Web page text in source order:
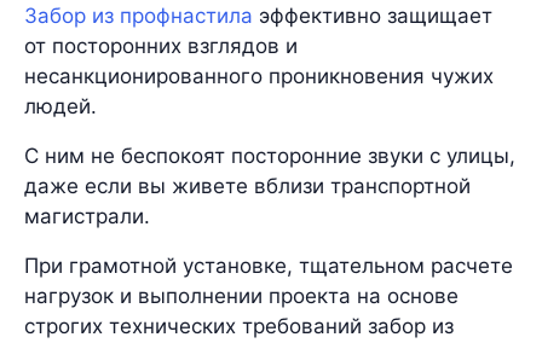
Забор из профнастила эффективно защищает
от посторонних взглядов и
несанкционированного проникновения чужих
людей.
С ним не беспокоят посторонние звуки с улицы,
даже если вы живете вблизи транспортной
магистрали.
При грамотной установке, тщательном расчете
нагрузок и выполнении проекта на основе
строгих технических требований забор из